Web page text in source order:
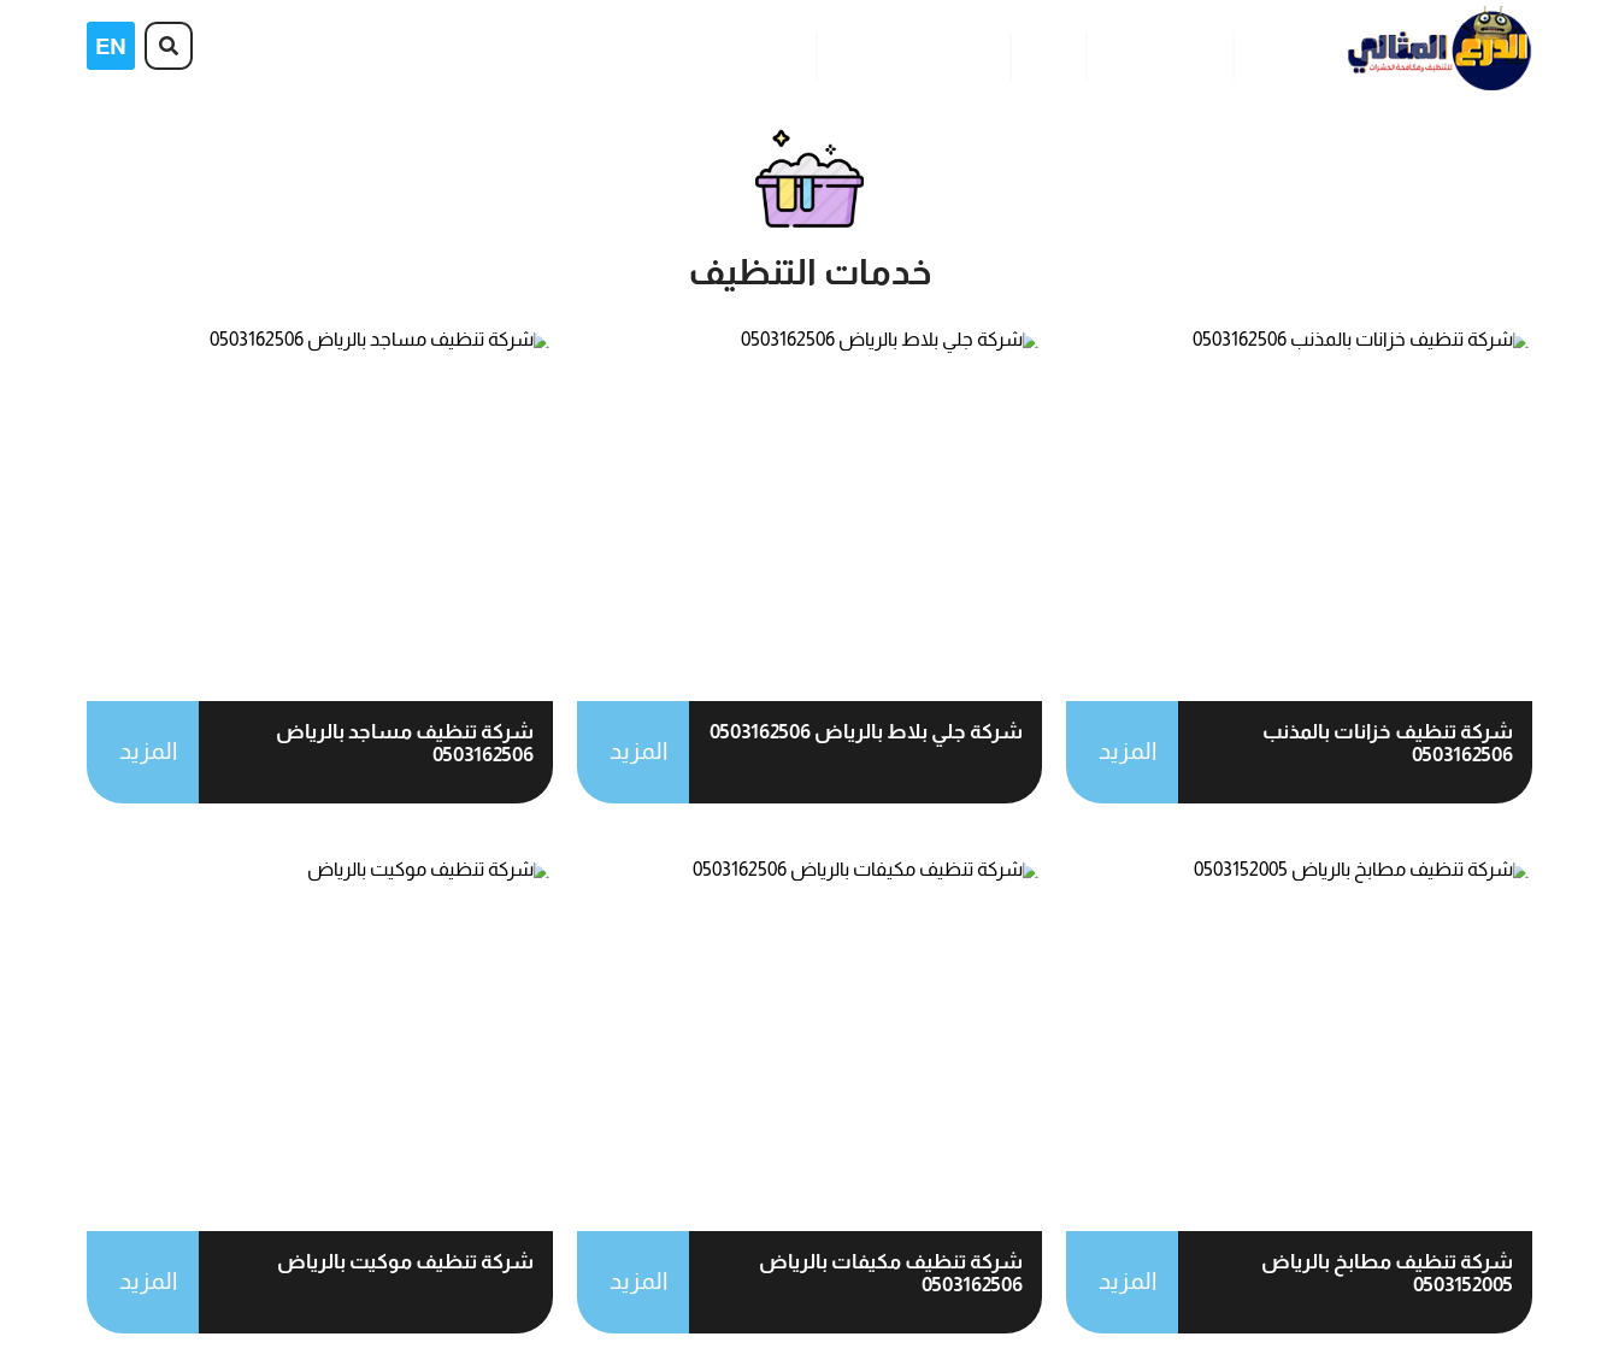
خدمات التنظيف
‎شركة تنظيف خزانات بالمذنب
0503162506
المزيد
شركة جلي بلاط بالرياض 0503162506
المزيد
شركة تنظيف مساجد بالرياض
0503162506
المزيد
شركة تنظيف مطابخ بالرياض
0503152005
المزيد
شركة تنظيف مكيفات بالرياض
0503162506
المزيد
شركة تنظيف موكيت بالرياض
المزيد